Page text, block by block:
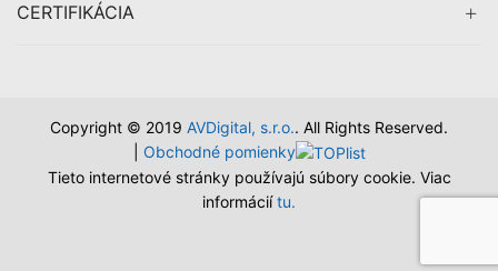
CERTIFIKÁCIA
Copyright © 2019 AVDigital, s.r.o.. All Rights Reserved.
Obchodné pomienky
Tieto internetové stránky používajú súbory cookie. Viac
informáciítu.